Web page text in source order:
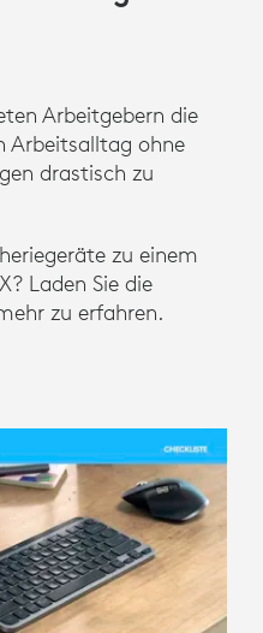
Arbeitgebern die
Arbeitsalltag ohne
drastisch zu
zu einem
Laden Sie die
zu erfahren.